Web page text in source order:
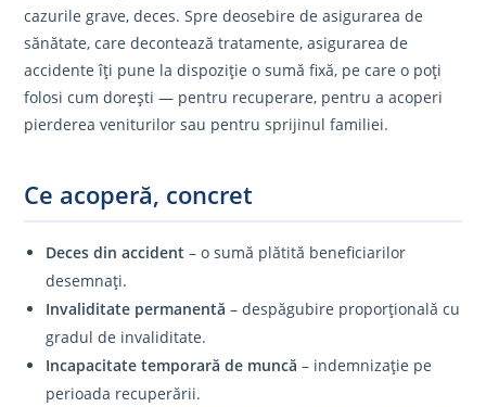
cazurile grave, deces. Spre deosebire de asigurarea de
sănătate, care decontează tratamente, asigurarea de
accidente îți pune la dispoziție o sumă fixă, pe care o poți
folosi cum dorești — pentru recuperare, pentru a acoperi
pierderea veniturilor sau pentru sprijinul familiei.
Ce acoperă, concret
Deces din accident – o sumă plătită beneficiarilor
desemnați.
Invaliditate permanentă – despăgubire proporțională cu
gradul de invaliditate.
Incapacitate temporară de muncă – indemnizație pe
perioada recuperării.